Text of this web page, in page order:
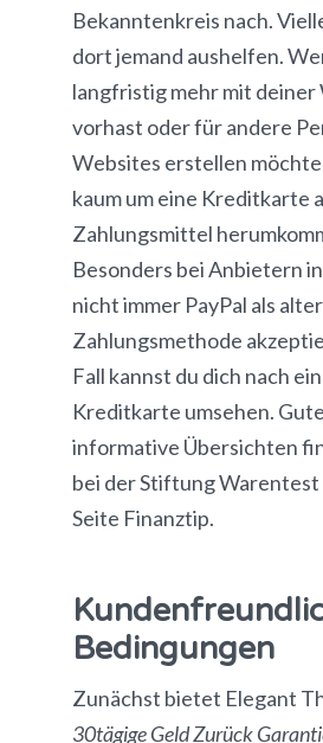
Bekanntenkreis nach.
dort jemand aushelfen.
langfristig mehr mit deiner
vorhast oder für andere
Websites erstellen
kaum um eine Kreditkarte
Zahlungsmittel
Besonders bei Anbietern
nicht immer PayPal als
Zahlungsmethode
Fall kannst du dich nach
Kreditkarte umsehen.
informative Übersichten
bei der Stiftung
Seite Finanztip.
Bedingungen
Zunächst bietet Elegant
30tägige Geld Zurück